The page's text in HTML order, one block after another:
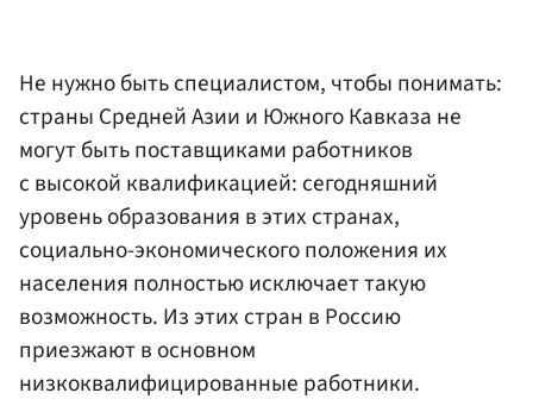
Не нужно быть специалистом, чтобы понимать:
страны Средней Азии и Южного Кавказа не
могут быть поставщиками работников
с высокой квалификацией: сегодняшний
уровень образования в этих странах,
социально-экономического положения их
населения полностью исключает такую
возможность. Из этих стран в Россию
приезжают в основном
низкоквалифицированные работники.